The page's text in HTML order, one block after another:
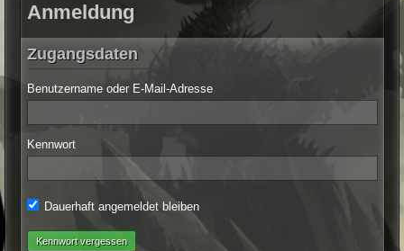
Anmeldung
Zugangsdaten
Benutzername oder E-Mail-Adresse
Kennwort
Dauerhaft angemeldet bleiben
Kennwort vergessen